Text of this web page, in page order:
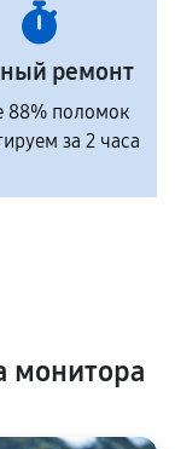
ремонт
88% поломок
за 2 часа
монитора